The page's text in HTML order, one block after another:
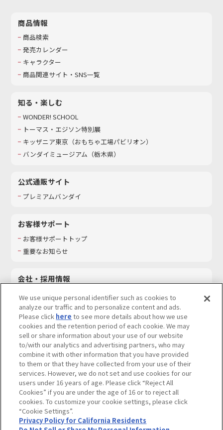
商品情報
商品検索
発売カレンダー
キャラクター
商品関連サイト・SNS一覧
知る・楽しむ
WONDER! SCHOOL
トーマス・エジソン特別展
キッザニア東京（おもちゃ工場パビリオン）​
バンダイミュージアム（栃木県）
公式通販サイト
プレミアムバンダイ
お客様サポート
お客様サポートトップ
重要なお知らせ
会社・採用情報
採用情報
サステナビリティ
お問い合わせ
ウェブサイトご利用条件 ソーシャルメディアポリシー
個人情報及び特定個人情報等の取り扱いに関する保護方針
Do Not Sell or Share My Personal Information著作権・商標について
カスタマーハラスメントに対する基本的な対応方針
We use unique personal identifier such as cookies to
analyze our traffic and to personalize content and ads.
Please click here to see more details about how we use
cookies and the retention period of each cookie. We may
sell or share information about your use of our website
to/with our analytics and advertising partners, who may
combine it with other information that you have provided
to them or that they have collected from your use of their
services. However, we do not set and use cookies for our
users under 16 years of age. Please click “Reject All
Cookies” if you are under the age of 16 or to reject all
cookies. To customize your cookie settings, please click
“Cookie Settings”.
Privacy Policy for California Residents